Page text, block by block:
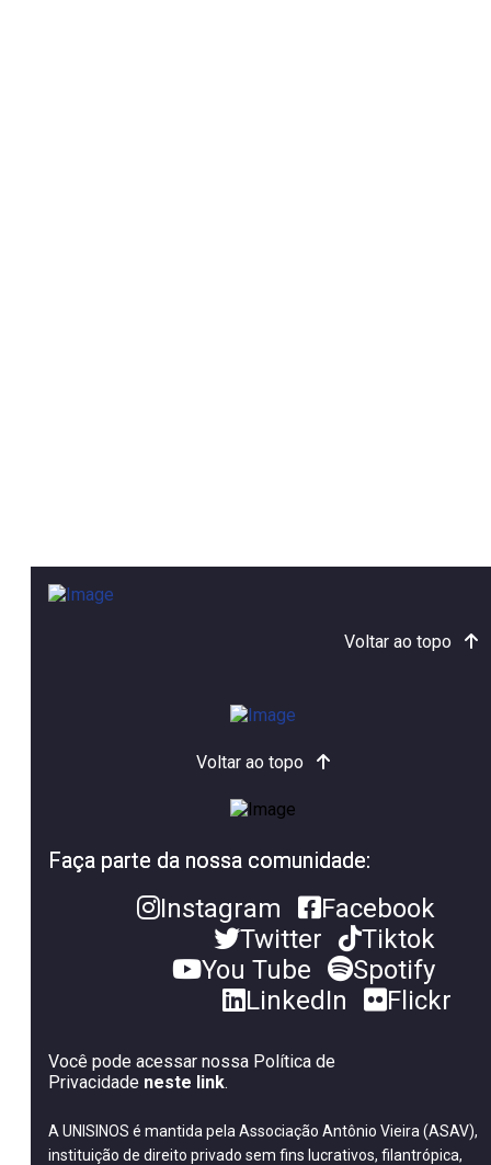
Voltar ao topo
Voltar ao topo
Faça parte da nossa comunidade:
Instagram
Facebook
Twitter
Tiktok
You Tube
Spotify
LinkedIn
Flickr
Você pode acessar nossa Política de
Privacidade neste link.
A UNISINOS é mantida pela Associação Antônio Vieira (ASAV),
instituição de direito privado sem fins lucrativos, filantrópica,